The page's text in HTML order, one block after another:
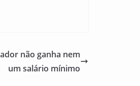
não ganha nem
um salário mínimo